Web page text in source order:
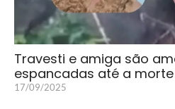
Travesti e amiga são
espancadas até a
17/09/2025